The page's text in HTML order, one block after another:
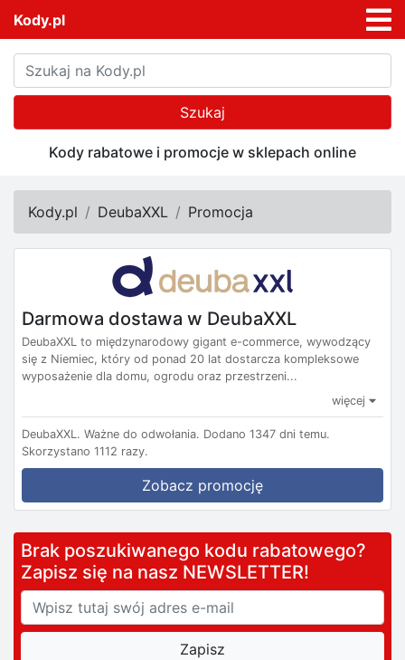
Kody.pl
Szukaj
Kody rabatowe i promocje w sklepach online
Kody.pl DeubaXXL Promocja
Darmowa dostawa w DeubaXXL
DeubaXXL to międzynarodowy gigant e-commerce, wywodzący
się z Niemiec, który od ponad 20 lat dostarcza kompleksowe
wyposażenie dla domu, ogrodu oraz przestrzeni...
więcej
DeubaXXL. Ważne do odwołania. Dodano 1347 dni temu.
Skorzystano 1112 razy.
Zobacz promocję
Brak poszukiwanego kodu rabatowego?
Zapisz się na nasz NEWSLETTER!